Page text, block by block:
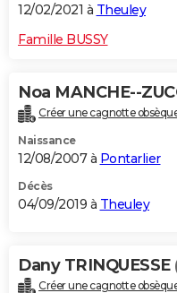
Carte de Noël
Carte Bonne année
Carte Saint-Valentin
Carte Pâques
Carte d'anniversaire
DICTIONNAIRE
Dictionnaire
Biographies
Citations
Expressions
Proverbes
PROGRAMME TV
S'inscrire
Se connecter
Lycées
Collèges
Primaires
Universités
Entreprises
Service militaire
Avis de recherche
AVIS DE DÉCÈS
Bricolage
Lifestyle
Culture
Sport
Auto
Television
Voyage
Cinema
12/02/2021 à Theuley
Famille BUSSY
Noa MANCHE--
Créer une cagnotte
Naissance
12/08/2007 à Pontarlier
Décès
04/09/2019 à Theuley
Dany TRINQUESSE
Créer une cagnotte